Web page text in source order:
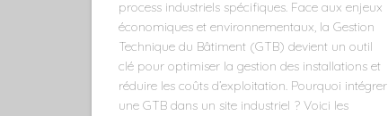
process industriels spécifiques. Face aux enjeux
économiques et environnementaux, la Gestion
Technique du Bâtiment (GTB) devient un outil
clé pour optimiser la gestion des installations et
réduire les coûts d’exploitation. Pourquoi intégrer
une GTB dans un site industriel ? Voici les